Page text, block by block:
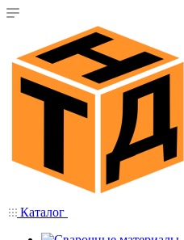
Каталог